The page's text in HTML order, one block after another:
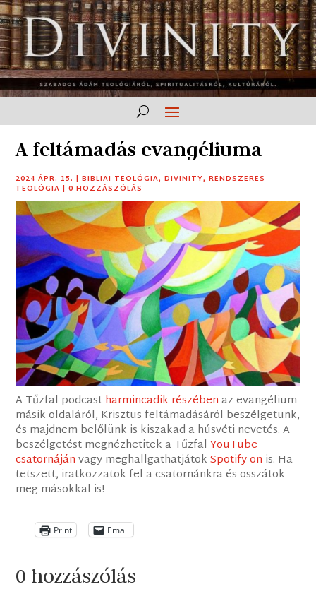
A feltámadás evangéliuma
2024 ÁPR. 15. |BIBLIAI TEOLÓGIA,DIVINITY,RENDSZERES
TEOLÓGIA |0 HOZZÁSZÓLÁS
A Tűzfal podcastharmincadik részébenaz evangélium
másik oldaláról, Krisztus feltámadásáról beszélgetünk,
és majdnem belőlünk is kiszakad a húsvéti nevetés. A
beszélgetést megnézhetitek a TűzfalYouTube
csatornájánvagy meghallgathatjátokSpotify-on is. Ha
tetszett, iratkozzatok fel a csatornánkra és osszátok
meg másokkal is!
Print Email
0 hozzászólás